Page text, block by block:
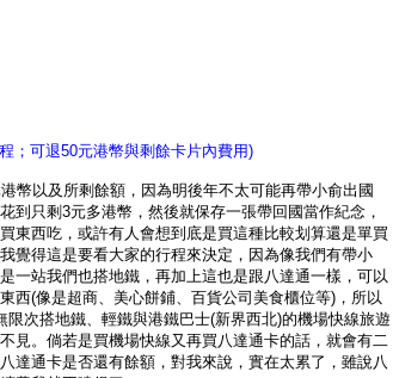
；可退50元港幣與剩餘卡片內費用)
幣以及所剩餘額，因為明後年不太可能再帶小俞出國
到只剩3元多港幣，然後就保存一張帶回國當作紀念，
東西吃，或許有人會想到底是買這種比較划算還是單買
覺得這是要看大家的行程來決定，因為像我們有帶小
一站我們也搭地鐵，再加上這也是跟八達通一樣，可以
西(像是超商、美心餅鋪、百貨公司美食櫃位等)，所以
限次搭地鐵、輕鐵與港鐵巴士(新界西北)的機場快線旅遊
見。倘若是買機場快線又再買八達通卡的話，就會有二
達通卡是否還有餘額，對我來說，實在太累了，雖說八